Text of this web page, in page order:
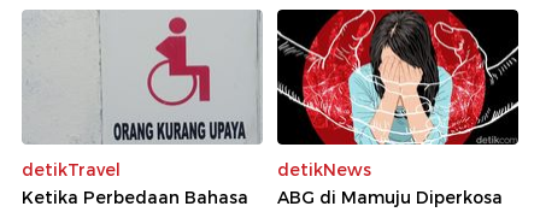
detikTravel
Ketika Perbedaan Bahasa
detikNews
ABG di Mamuju Diperkosa